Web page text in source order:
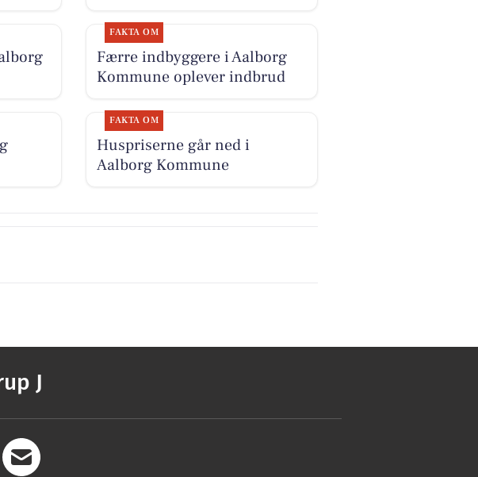
FAKTA OM
Færre indbyggere i Aalborg
Kommune oplever indbrud
FAKTA OM
Huspriserne går ned i
Aalborg Kommune
J